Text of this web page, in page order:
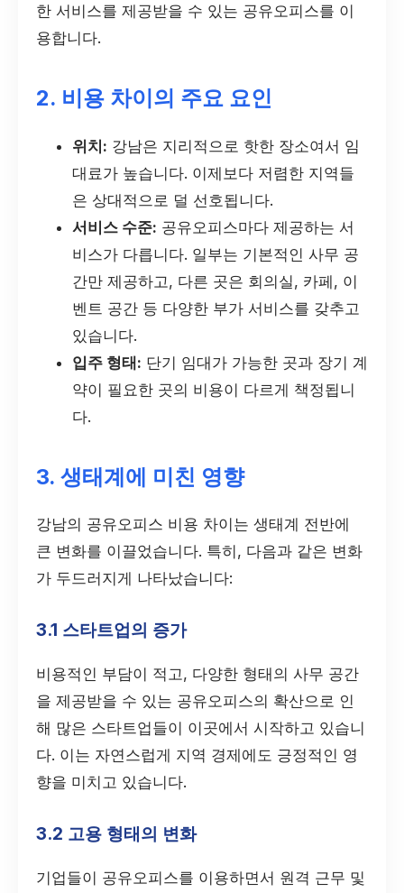
한 서비스를 제공받을 수 있는 공유오피스를 이
용합니다.
2. 비용 차이의 주요 요인
위치: 강남은 지리적으로 핫한 장소여서 임
대료가 높습니다. 이제보다 저렴한 지역들
은 상대적으로 덜 선호됩니다.
서비스 수준: 공유오피스마다 제공하는 서
비스가 다릅니다. 일부는 기본적인 사무 공
간만 제공하고, 다른 곳은 회의실, 카페, 이
벤트 공간 등 다양한 부가 서비스를 갖추고
있습니다.
입주 형태: 단기 임대가 가능한 곳과 장기 계
약이 필요한 곳의 비용이 다르게 책정됩니
다.
3. 생태계에 미친 영향
강남의 공유오피스 비용 차이는 생태계 전반에
큰 변화를 이끌었습니다. 특히, 다음과 같은 변화
가 두드러지게 나타났습니다:
3.1 스타트업의 증가
비용적인 부담이 적고, 다양한 형태의 사무 공간
을 제공받을 수 있는 공유오피스의 확산으로 인
해 많은 스타트업들이 이곳에서 시작하고 있습니
다. 이는 자연스럽게 지역 경제에도 긍정적인 영
향을 미치고 있습니다.
3.2 고용 형태의 변화
기업들이 공유오피스를 이용하면서 원격 근무 및